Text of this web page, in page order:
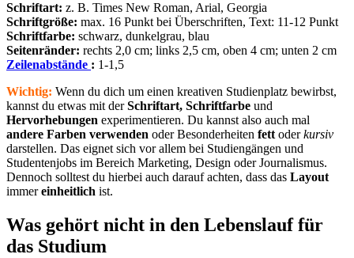
Schriftart: z. B. Times New Roman, Arial, Georgia
Schriftgröße: max. 16 Punkt bei Überschriften, Text: 11-12 Punkt
Schriftfarbe: schwarz, dunkelgrau, blau
Seitenränder: rechts 2,0 cm; links 2,5 cm, oben 4 cm; unten 2 cm
Zeilenabstände : 1-1,5
Wichtig: Wenn du dich um einen kreativen Studienplatz bewirbst,
kannst du etwas mit derSchriftart, Schriftfarbe und
Hervorhebungen experimentieren. Du kannst also auch mal
andere Farben verwenden oder Besonderheiten fett oderkursiv
darstellen. Das eignet sich vor allem bei Studiengängen und
Studentenjobs im Bereich Marketing, Design oder Journalismus.
Dennoch solltest du hierbei auch darauf achten, dass das Layout
immereinheitlich ist.
Was gehört nicht in den Lebenslauf für
das Studium